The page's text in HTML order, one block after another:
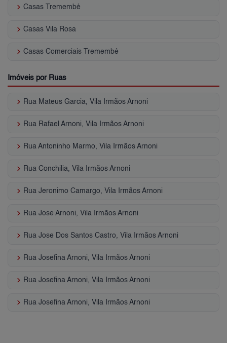
keyboard_arrow_right Casas Tremembé
keyboard_arrow_right Casas Vila Rosa
keyboard_arrow_right Casas Comerciais Tremembé
Imóveis por Ruas
keyboard_arrow_right Rua Mateus Garcia, Vila Irmãos Arnoni
keyboard_arrow_right Rua Rafael Arnoni, Vila Irmãos Arnoni
keyboard_arrow_right Rua Antoninho Marmo, Vila Irmãos Arnoni
keyboard_arrow_right Rua Conchilia, Vila Irmãos Arnoni
keyboard_arrow_right Rua Jeronimo Camargo, Vila Irmãos Arnoni
keyboard_arrow_right Rua Jose Arnoni, Vila Irmãos Arnoni
keyboard_arrow_right Rua Jose Dos Santos Castro, Vila Irmãos Arnoni
keyboard_arrow_right Rua Josefina Arnoni, Vila Irmãos Arnoni
keyboard_arrow_right Rua Josefina Arnoni, Vila Irmãos Arnoni
keyboard_arrow_right Rua Josefina Arnoni, Vila Irmãos Arnoni